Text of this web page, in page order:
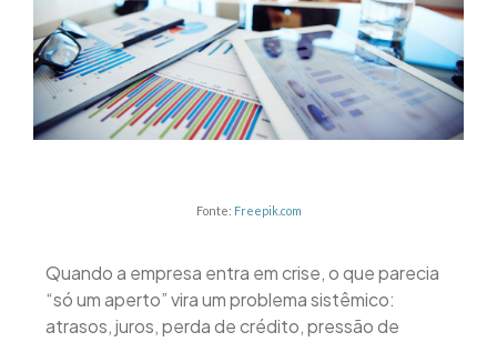
Fonte: Freepik.com
Quando a empresa entra em crise, o que parecia
“só um aperto” vira um problema sistêmico:
atrasos, juros, perda de crédito, pressão de